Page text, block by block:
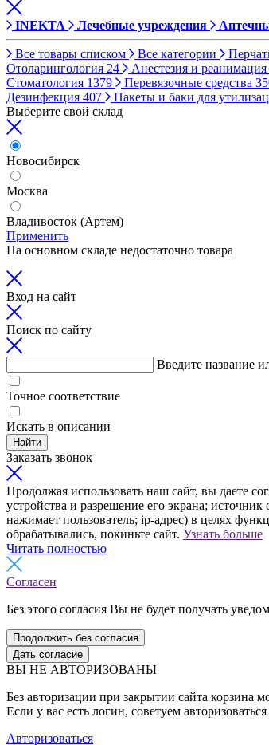
INEKTA Лечебные учреждения
Все товары списком Все категории
Отоларингология 24 Анестезия и реанимация
Стоматология 1379 Перевязочные средства
Дезинфекция 407 Пакеты и баки для
Выберите свой склад
Новосибирск
Москва
Владивосток (Артем)
Применить
На основном складе недостаточно товара
Вход на сайт
Поиск по сайту
Введите название
Точное соответствие
Искать в описании
Найти
Заказать звонок
Продолжая использовать наш сайт, вы даете
устройства и разрешение его экрана;
нажимает пользователь; ip-адрес) в целях
обрабатывались, покиньте сайт. Узнать больше
Читать полностью
Согласен
Без этого согласия Вы не будет получать
Продолжить без согласия
Дать согласие
ВЫ НЕ АВТОРИЗОВАНЫ
Без авторизации при закрытии сайта корзина
Если у вас есть логин, советуем
Авторизоваться